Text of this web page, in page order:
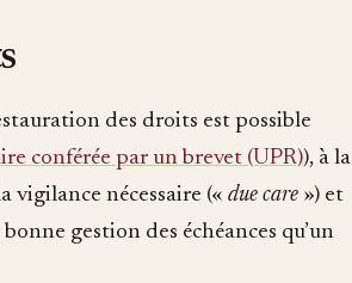
des droits est possible
conférée par un brevet (UPR)), à la
nécessaire (« due care ») et
gestion des échéances qu’un